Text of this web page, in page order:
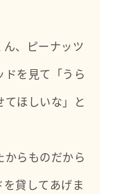
、ピーナッツ
ドを見て「うら
ほしいな」と
らものだから
貸してあげま